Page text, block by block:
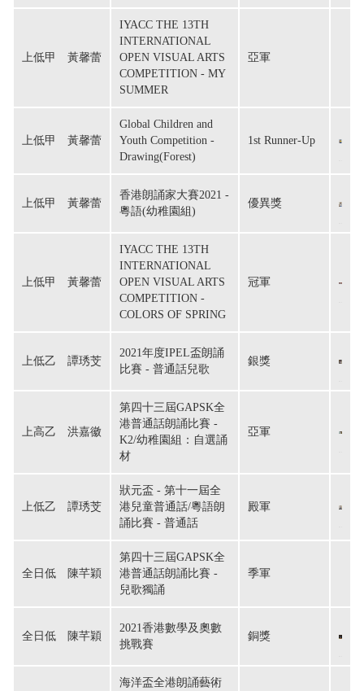
上低甲　黃馨蕾
IYACC THE 13TH
INTERNATIONAL
OPEN VISUAL ARTS
COMPETITION - MY
SUMMER
亞軍
上低甲　黃馨蕾
Global Children and
Youth Competition -
Drawing(Forest)
1st Runner-Up
上低甲　黃馨蕾
香港朗誦家大賽2021 -
粵語(幼稚園組)
優異獎
上低甲　黃馨蕾
IYACC THE 13TH
INTERNATIONAL
OPEN VISUAL ARTS
COMPETITION -
COLORS OF SPRING
冠軍
上低乙　譚琇芠
2021年度IPEL盃朗誦
比賽 - 普通話兒歌
銀獎
上高乙　洪嘉徽
第四十三屆GAPSK全
港普通話朗誦比賽 -
K2/幼稚園組：自選誦
材
亞軍
上低乙　譚琇芠
狀元盃 - 第十一屆全
港兒童普通話/粵語朗
誦比賽 - 普通話
殿軍
全日低　陳芊穎
第四十三屆GAPSK全
港普通話朗誦比賽 -
兒歌獨誦
季軍
全日低　陳芊穎
2021香港數學及奧數
挑戰賽
銅獎
海洋盃全港朗誦藝術